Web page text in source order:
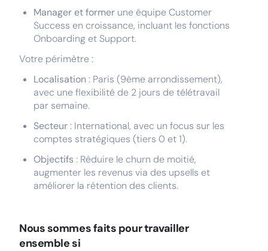
Manager et former une équipe Customer
Success en croissance, incluant les fonctions
Onboarding et Support.
Votre périmètre :
Localisation: Paris (9ème arrondissement),
avec une flexibilité de 2 jours de télétravail
par semaine.
Secteur: International, avec un focus sur les
comptes stratégiques (tiers 0 et 1).
Objectifs : Réduire le churn de moitié,
augmenter les revenus via des upsells et
améliorer la rétention des clients.
Nous sommes faits pour travailler
ensemble si